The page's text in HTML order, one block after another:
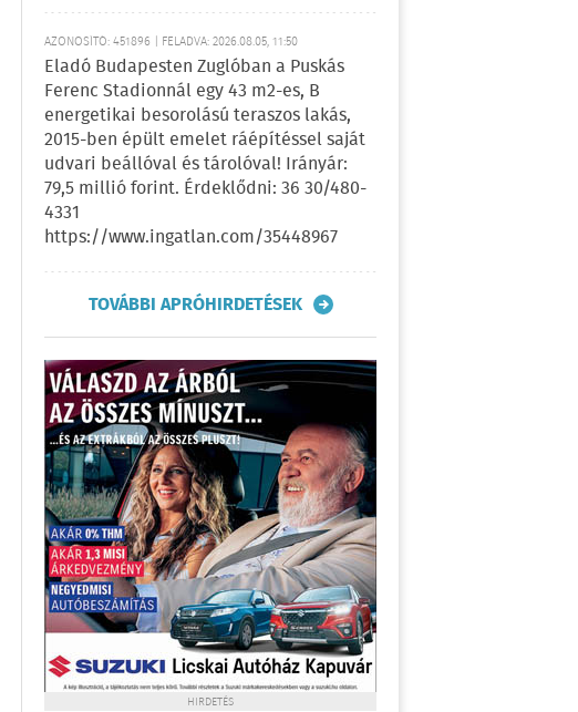
AZONOSÍTÓ: 451896 | FELADVA: 2026.08.05, 11:50
Eladó Budapesten Zuglóban a Puskás
Ferenc Stadionnál egy 43 m2-es, B
energetikai besorolású teraszos lakás,
2015-ben épült emelet ráépítéssel saját
udvari beállóval és tárolóval! Irányár:
79,5 millió forint. Érdeklődni: 36 30/480-
4331
https://www.ingatlan.com/35448967
TOVÁBBI APRÓHIRDETÉSEK
HIRDETÉS